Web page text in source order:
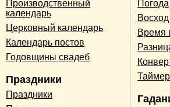
Производственный
календарь
Церковный календарь
Календарь постов
Годовщины свадеб
Праздники
Праздники
Погода
Время